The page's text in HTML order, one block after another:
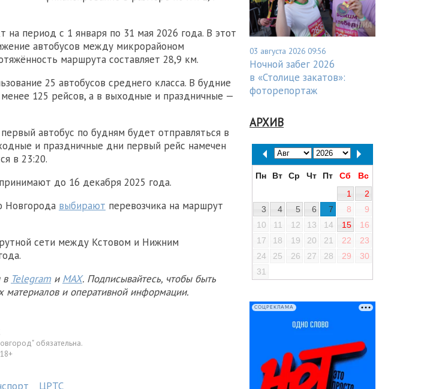
на период с 1 января по 31 мая 2026 года. В этот
автобусов между микрорайоном
маршрута составляет 28,9 км.
25 автобусов среднего класса. В будние
125 рейсов, а в выходные и праздничные —
автобус по будням будет отправляться в
и праздничные дни первый рейс намечен
в 23:20.
до 16 декабря 2025 года.
Новгорода выбирают перевозчика на маршрут
сети между Кстовом и Нижним
в Telegram и MAX. Подписывайтесь, чтобы быть
материалов и оперативной информации.
обязательна.
ЦРТС
03 августа 2026 09:56
Ночной забег 2026
в «Столице закатов»:
фоторепортаж
АРХИВ
Пн Вт Ср Чт Пт Сб
Вс
1
2
3
4 5 6 7 8
9
10
11 12 13 14 15
16
17
18 19 20 21 22
23
24
25 26 27 28 29
30
31
СОЦРЕКЛАМА